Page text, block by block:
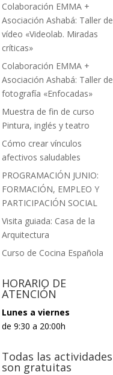
Colaboración EMMA +
Asociación Ashabá: Taller de
vídeo «Videolab. Miradas
críticas»
Colaboración EMMA +
Asociación Ashabá: Taller de
fotografía «Enfocadas»
Muestra de fin de curso
Pintura, inglés y teatro
Cómo crear vínculos
afectivos saludables
PROGRAMACIÓN JUNIO:
FORMACIÓN, EMPLEO Y
PARTICIPACIÓN SOCIAL
Visita guiada: Casa de la
Arquitectura
Curso de Cocina Española
HORARIO DE
ATENCIÓN
Lunes a viernes
de 9:30 a 20:00h
Todas las actividades
son gratuitas